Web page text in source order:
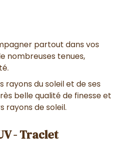
partout dans vos
nombreuses tenues,
rayons du soleil et de ses
belle qualité de finesse et
rayons de soleil.
- Traclet